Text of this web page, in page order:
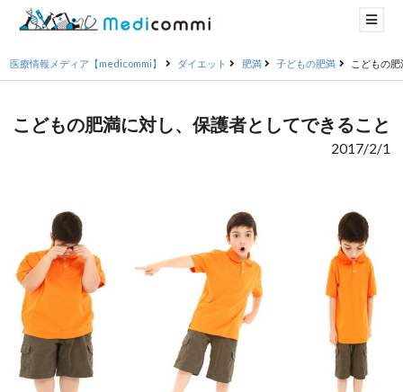
医療情報メディア【medicommi】 ダイエット 肥満 子どもの肥満 こどもの
こどもの肥満に対し、保護者としてできること
2017/2/1